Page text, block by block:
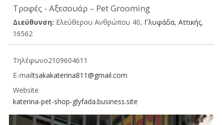
Τροφές - Αξεσουάρ – Pet Grooming
Διεύθυνση: Ελεύθερου Ανθρώπου 40, Γλυφάδα, Αττικής,
16562
Τηλέφωνο2109604611
E-mailtsakakaterina811@gmail.com
Website
katerina-pet-shop-glyfada.business.site